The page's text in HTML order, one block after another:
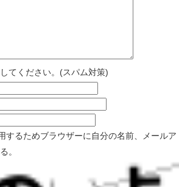
てください。(スパム対策)
するためブラウザーに自分の名前、メールア
。